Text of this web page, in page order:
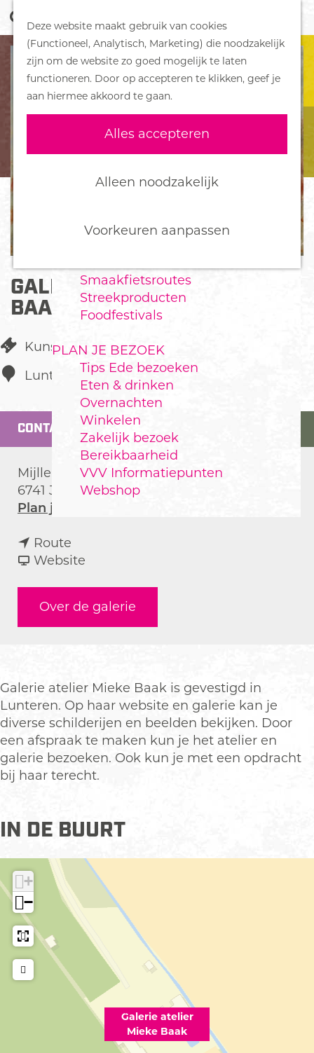
Deze website maakt gebruik van cookies
(Functioneel, Analytisch, Marketing) die noodzakelijk
zijn om de website zo goed mogelijk te laten
functioneren. Door op accepteren te klikken, geef je
aan hiermee akkoord te gaan.
Alles accepteren
Alleen noodzakelijk
Voorkeuren aanpassen
G
h
o
m
e
g
e
o
e
k
e
n
M
e
n
u
DORPEN
Bennekom
De Klomp
Deelen
Ederveen
Harskamp
Hoenderloo
Wekerom
Smaakfietsroutes
Streekproducten
Foodfestivals
PLAN JE BEZOEK
Tips Ede bezoeken
Eten & drinken
Overnachten
Winkelen
Zakelijk bezoek
Bereikbaarheid
VVV Informatiepunten
Webshop
GALERIE ATELIER MIEKE
BAAK
Kunst/Antiek
Lunteren
CONTACT
Mijllerweg 16
6741 JV
Lunteren
Plan je route
l
e
e
a
t
e
l
M
i
e
k
e
B
k
Route
a
G
a
r
i
e
a
t
e
e
r
M
e
k
e
a
k
Website
G
a
r
i
e
a
t
e
e
r
M
k
B
k
Over de galerie
Galerie atelier Mieke Baak is gevestigd in
Lunteren. Op haar website en galerie kan je
diverse schilderijen en beelden bekijken. Door
een afspraak te maken kun je het atelier en
galerie bezoeken. Ook kun je met een opdracht
bij haar terecht.
IN DE BUURT
Galerie atelier
Mieke Baak
+
−